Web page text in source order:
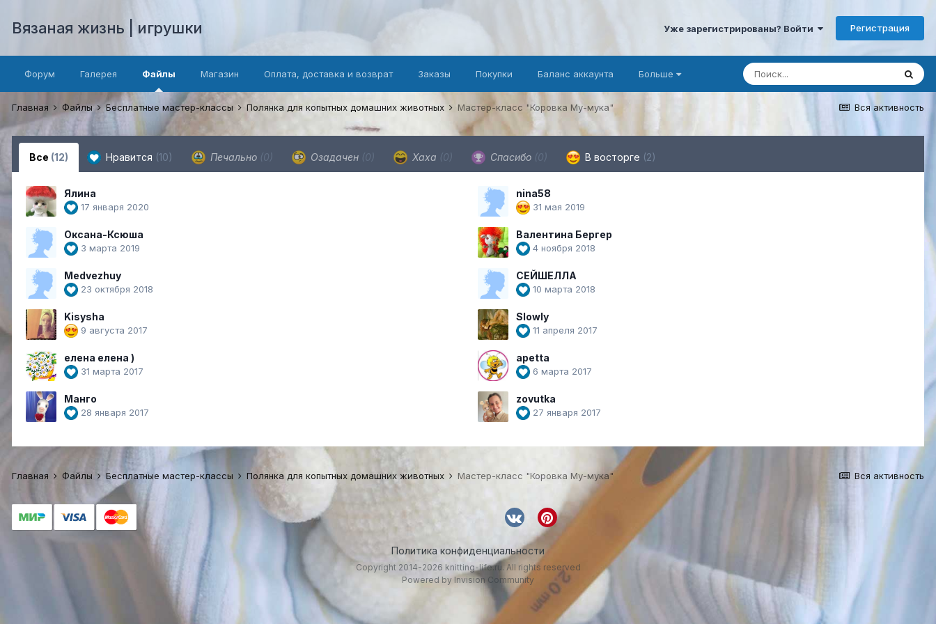
Вязаная жизнь | игрушки Уже зарегистрированы? Войти Регистрация
Форум Галерея Файлы Магазин Оплата, доставка и возврат Заказы Покупки Баланс аккаунта Больше
Вся активность
Главная Файлы Бесплатные мастер-классы Полянка для копытных домашних животных Мастер-класс "Коровка Му-мука"
Все (12) Нравится (10) Печально (0) Озадачен (0) Хаха (0) Спасибо (0) В восторге (2)
Ялина
17 января 2020
nina58
31 мая 2019
Оксана-Ксюша
3 марта 2019
Валентина Бергер
4 ноября 2018
Medvezhuy
23 октября 2018
СЕЙШЕЛЛА
10 марта 2018
Kisysha
9 августа 2017
Slowly
11 апреля 2017
елена елена )
31 марта 2017
apetta
6 марта 2017
Манго
28 января 2017
zovutka
27 января 2017
Вся активность
Главная Файлы Бесплатные мастер-классы Полянка для копытных домашних животных Мастер-класс "Коровка Му-мука"
Политика конфиденциальности
Copyright 2014-2026 knitting-life.ru. All rights reserved
Powered by Invision Community